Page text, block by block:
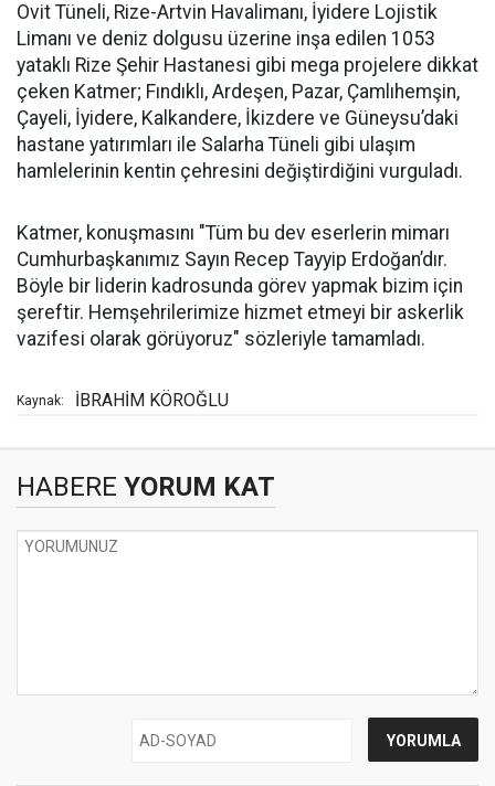
Ovit Tüneli, Rize-Artvin Havalimanı, İyidere Lojistik
Limanı ve deniz dolgusu üzerine inşa edilen 1053
yataklı Rize Şehir Hastanesi gibi mega projelere dikkat
çeken Katmer; Fındıklı, Ardeşen, Pazar, Çamlıhemşin,
Çayeli, İyidere, Kalkandere, İkizdere ve Güneysu’daki
hastane yatırımları ile Salarha Tüneli gibi ulaşım
hamlelerinin kentin çehresini değiştirdiğini vurguladı.
Katmer, konuşmasını "Tüm bu dev eserlerin mimarı
Cumhurbaşkanımız Sayın Recep Tayyip Erdoğan’dır.
Böyle bir liderin kadrosunda görev yapmak bizim için
şereftir. Hemşehrilerimize hizmet etmeyi bir askerlik
vazifesi olarak görüyoruz" sözleriyle tamamladı.
Kaynak: İBRAHİM KÖROĞLU
HABERE YORUM KAT